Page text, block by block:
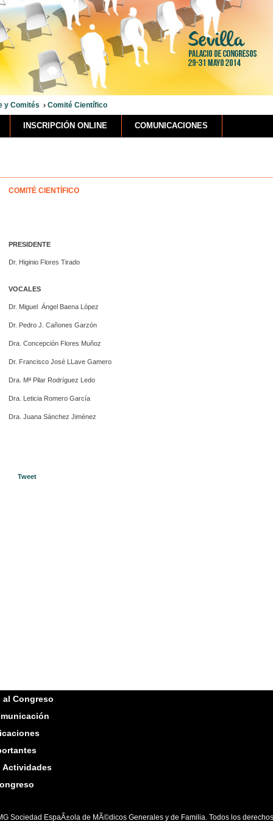
y Comités Comité Científico
INSCRIPCIÓN ONLINE COMUNICACIONES
COMITÉ CIENTÍFICO
PRESIDENTE
Dr. Higinio Flores Tirado
VOCALES
Dr. Miguel Ángel Baena López
Dr. Pedro J. Cañones Garzón
Dra. Concepción Flores Muñoz
Dr. Francisco José LLave Gamero
Dra. Mª Pilar Rodríguez Ledo
Dra. Leticia Romero García
Dra. Juana Sánchez Jiménez
Tweet
Congreso
Sociedad EspaÃ±ola de MÃ©dicos Generales y de Familia. Todos los